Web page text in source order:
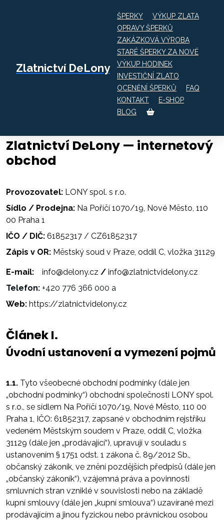
Zlatnictví DeLony
ŠPERKY
VÝKUP ZLATA
OPRAVY ŠPERKŮ
ZAKÁZKOVÁ VÝROBA
STARÉ ŠPERKY ZA NOVÉ
VÝKUP HODINEK
INVESTIČNÍ ZLATO
OCENĚNÍ ŠPERKŮ
FAQ
KONTAKT
E-SHOP
BLOG
Úvod VOP
VŠEOBECNÉ OBCHODNÍ
Zlatnictví DeLony — internetový
obchod
Provozovatel: LONY spol. s r.o.
Sídlo / Prodejna: Na Poříčí 1070/19, Nové Město, 110
00 Praha 1
IČO / DIČ: 61852317 / CZ61852317
Zápis v OR: Městský soud v Praze, oddíl C, vložka 31129
E-mail: info@delony.cz / info@zlatnictvidelony.cz
Telefon: +420 776 366 000 a
Web: https://zlatnictvidelony.cz
Článek I.
Úvodní ustanovení a vymezení pojmů
1.1. Tyto všeobecné obchodní podmínky (dále jen
„obchodní podmínky“) obchodní společnosti LONY spol.
s r.o., se sídlem Na Poříčí 1070/19, Nové Město, 110 00
Praha 1, IČO: 61852317, zapsané v obchodním rejstříku
vedeném Městským soudem v Praze, oddíl C, vložka
31129 (dále jen „prodávající“), upravují v souladu s
ustanovením § 1751 odst. 1 zákona č. 89/2012 Sb.,
občanský zákoník, ve znění pozdějších předpisů (dále jen
„občanský zákoník“), vzájemná práva a povinnosti
smluvních stran vzniklé v souvislosti nebo na základě
kupní smlouvy (dále jen „kupní smlouva“) uzavírané mezi
prodávajícím a jinou fyzickou nebo právnickou osobou